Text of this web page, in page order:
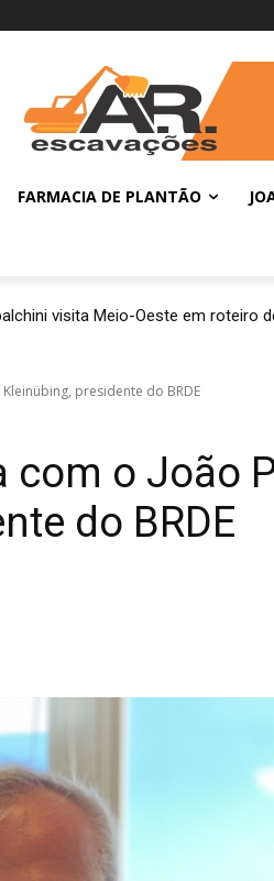
FARMACIA DE PLANTÃO
visita Meio-Oeste em roteiro
presidente do BRDE
com o João
do BRDE